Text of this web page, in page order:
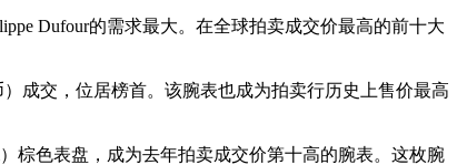
Dufour的需求最大。在全球拍卖成交价最高的前十大
成交，位居榜首。该腕表也成为拍卖行历史上售价最高
棕色表盘，成为去年拍卖成交价第十高的腕表。这枚腕